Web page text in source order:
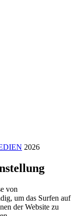
2026
von
um das Surfen auf
der Website zu